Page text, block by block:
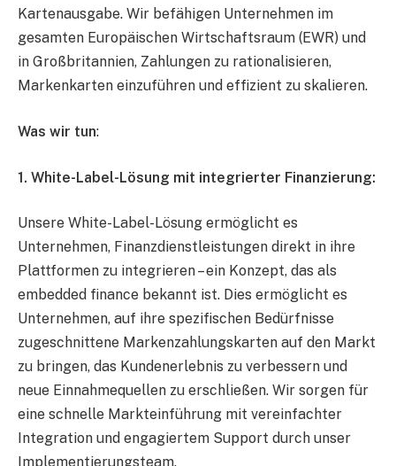
Kartenausgabe. Wir befähigen Unternehmen im
gesamten Europäischen Wirtschaftsraum (EWR) und
in Großbritannien, Zahlungen zu rationalisieren,
Markenkarten einzuführen und effizient zu skalieren.
Was wir tun:
1. White-Label-Lösung mit integrierter Finanzierung:
Unsere White-Label-Lösung ermöglicht es
Unternehmen, Finanzdienstleistungen direkt in ihre
Plattformen zu integrieren – ein Konzept, das als
embedded finance bekannt ist. Dies ermöglicht es
Unternehmen, auf ihre spezifischen Bedürfnisse
zugeschnittene Markenzahlungskarten auf den Markt
zu bringen, das Kundenerlebnis zu verbessern und
neue Einnahmequellen zu erschließen. Wir sorgen für
eine schnelle Markteinführung mit vereinfachter
Integration und engagiertem Support durch unser
Implementierungsteam.